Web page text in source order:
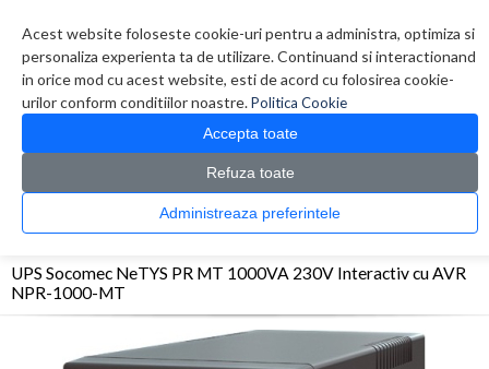
Acest website foloseste cookie-uri pentru a administra, optimiza si
personaliza experienta ta de utilizare. Continuand si interactionand
in orice mod cu acest website, esti de acord cu folosirea cookie-
urilor conform conditiilor noastre.Politica Cookie
Accepta toate
Refuza toate
Administreaza preferintele
0 produs(e)
CATALOG PRODUSE
UPS - Protectie > UPS > UPS Socomec NeTYS PR MT 1000VA 230V
UPS Socomec NeTYS PR MT 1000VA 230V Interactiv cu AVR
NPR-1000-MT